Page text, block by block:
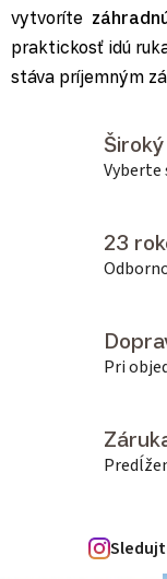
vytvoríte
praktickosť idú
stáva príjemným
23
Pri